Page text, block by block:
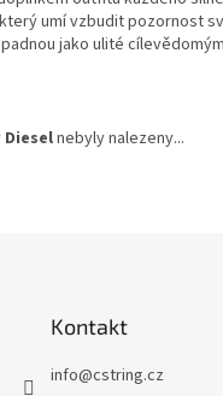
umí vzbudit pozornost
jako ulité
Dieselnebyly nalezeny...
Kontakt
info@cstring.cz